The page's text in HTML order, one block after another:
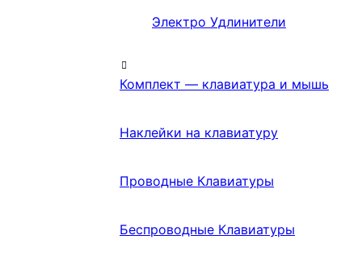
Электро Удлинители
Комплект — клавиатура и мышь
Наклейки на клавиатуру
Проводные Клавиатуры
Беспроводные Клавиатуры